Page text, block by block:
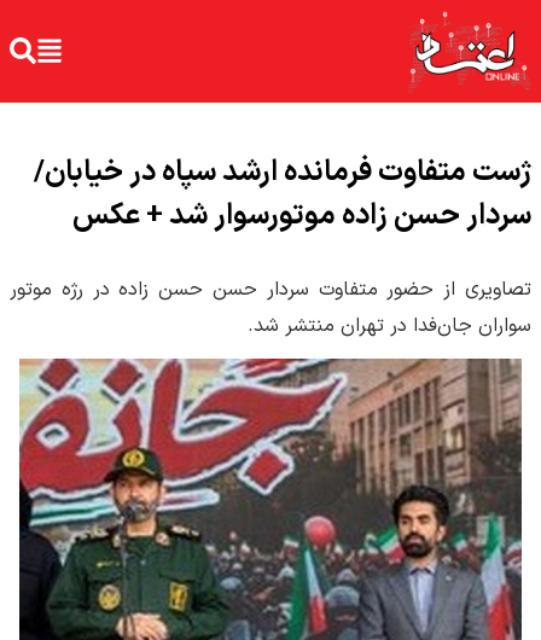
ژست متفاوت فرمانده ارشد سپاه در خیابان/
سردار حسن زاده موتورسوار شد + عکس
تصاویری از حضور متفاوت سردار حسن حسن زاده در رژه موتور
سواران جان‌فدا در تهران منتشر شد.